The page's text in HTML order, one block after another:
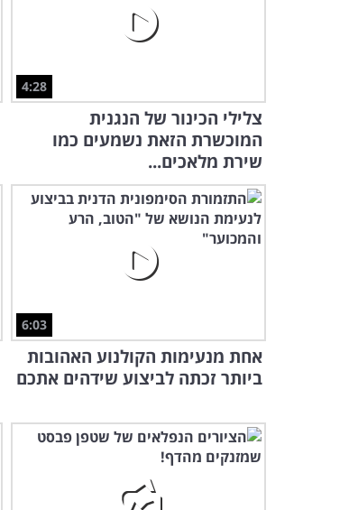
4:28
צלילי הכינור של הנגנית
המוכשרת הזאת נשמעים כמו
שירת מלאכים...
6:03
אחת מנעימות הקולנוע האהובות
ביותר זכתה לביצוע שידהים אתכם